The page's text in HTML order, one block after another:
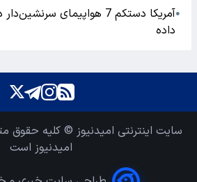
●
آمریکا دستکم 7 هواپیمای
داده
سایت اینترنتی امیدنیوز © کلیه حقوق
امیدنیوز است